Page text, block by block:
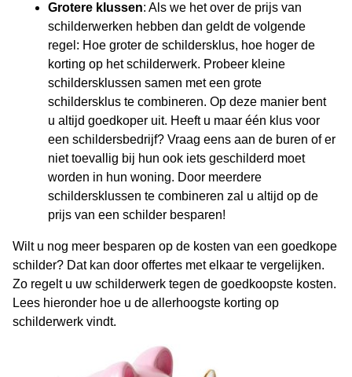
Grotere klussen: Als we het over de prijs van
schilderwerken hebben dan geldt de volgende
regel: Hoe groter de schildersklus, hoe hoger de
korting op het schilderwerk. Probeer kleine
schildersklussen samen met een grote
schildersklus te combineren. Op deze manier bent
u altijd goedkoper uit. Heeft u maar één klus voor
een schildersbedrijf? Vraag eens aan de buren of er
niet toevallig bij hun ook iets geschilderd moet
worden in hun woning. Door meerdere
schildersklussen te combineren zal u altijd op de
prijs van een schilder besparen!
Wilt u nog meer besparen op de kosten van een goedkope
schilder? Dat kan door offertes met elkaar te vergelijken.
Zo regelt u uw schilderwerk tegen de goedkoopste kosten.
Lees hieronder hoe u de allerhoogste korting op
schilderwerk vindt.